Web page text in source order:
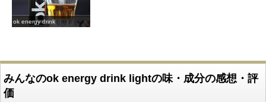
ok energy drink
みんなのok energy drink lightの味・成分の感想・評
価